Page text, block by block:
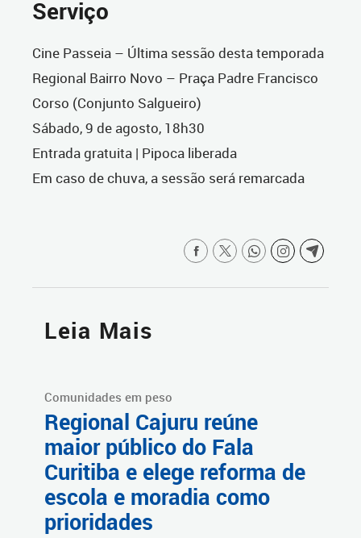
Serviço
Cine Passeia – Última sessão desta temporada
Regional Bairro Novo – Praça Padre Francisco
Corso (Conjunto Salgueiro)
Sábado, 9 de agosto, 18h30
Entrada gratuita | Pipoca liberada
Em caso de chuva, a sessão será remarcada
Leia Mais
Comunidades em peso
Regional Cajuru reúne
maior público do Fala
Curitiba e elege reforma de
escola e moradia como
prioridades